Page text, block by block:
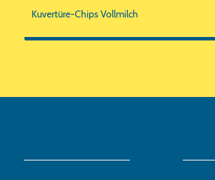
Kuvertüre-Chips Vollmilch